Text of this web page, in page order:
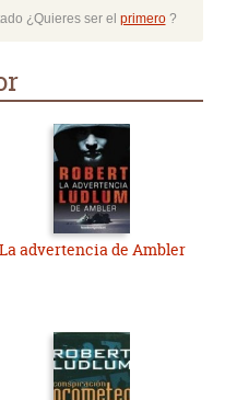
¿Quieres ser el primero?
La advertencia de Ambler